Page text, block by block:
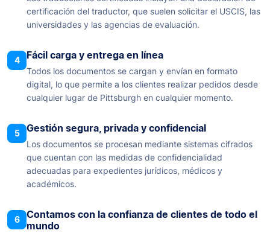
certificación del traductor, que suelen solicitar el USCIS, las
universidades y las agencias de evaluación.
4 Fácil carga y entrega en línea
Todos los documentos se cargan y envían en formato
digital, lo que permite a los clientes realizar pedidos desde
cualquier lugar de Pittsburgh en cualquier momento.
5 Gestión segura, privada y confidencial
Los documentos se procesan mediante sistemas cifrados
que cuentan con las medidas de confidencialidad
adecuadas para expedientes jurídicos, médicos y
académicos.
6
Contamos con la confianza de clientes de todo el
mundo